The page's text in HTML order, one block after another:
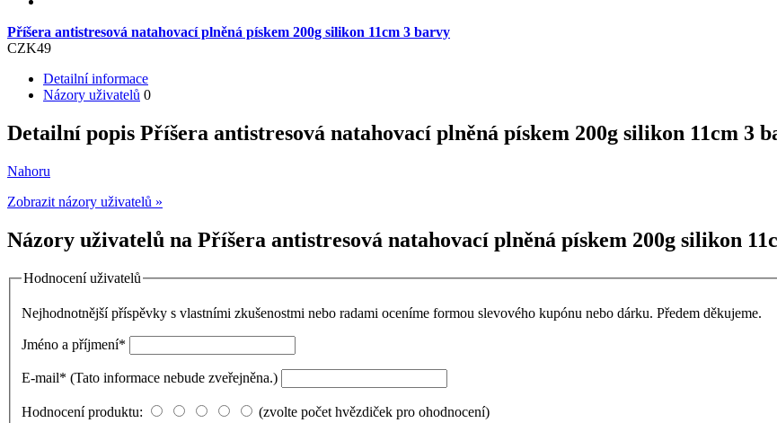
Příšera antistresová natahovací plněná pískem 200g silikon 11cm 3 barvy
CZK49
Detailní informace
Názory uživatelů 0
Detailní popis Příšera antistresová natahovací plněná pískem 200g silikon 11cm 3
Nahoru
Zobrazit názory uživatelů »
Názory uživatelů na Příšera antistresová natahovací plněná pískem 200g silikon
Hodnocení uživatelů
Nejhodnotnější příspěvky s vlastními zkušenostmi nebo radami oceníme formou slevového kupónu nebo dárku. Předem děkujeme.
Jméno a příjmení*
E-mail* (Tato informace nebude zveřejněna.)
Hodnocení produktu: (zvolte počet hvězdiček pro ohodnocení)